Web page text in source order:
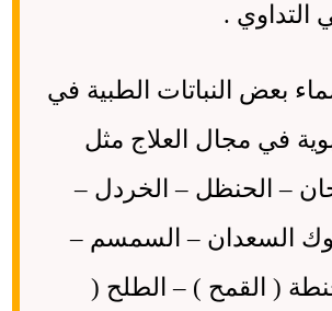
التداوي .
بعض النباتات الطبية في
في مجال العلاج مثل
– الحنظل – الخردل –
السعدان – السمسم –
( القمح ) – الطلح (